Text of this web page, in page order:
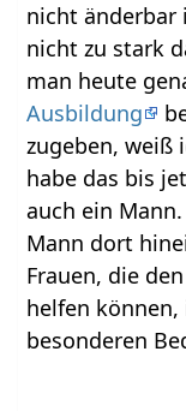
nicht änderbar
nicht zu stark
man heute
Ausbildung
zugeben, weiß
habe das bis
auch ein
Mann dort
Frauen, die
helfen
besonderen